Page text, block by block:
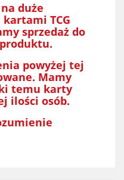
duże
TCG
sprzedaż do
powyżej tej
Mamy
temu karty
ilości osób.